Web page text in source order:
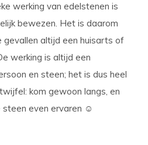
werking van edelstenen is
bewezen. Het is daarom
gevallen altijd een huisarts of
werking is altijd een
en steen; het is dus heel
kom gewoon langs, en
even ervaren ☺